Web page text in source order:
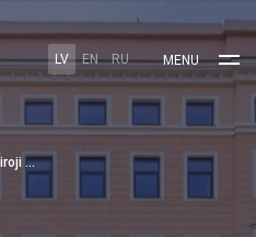
LV EN RU MENU
Augstākās klases biroji Vecrīgas vēsturiskajā centrā